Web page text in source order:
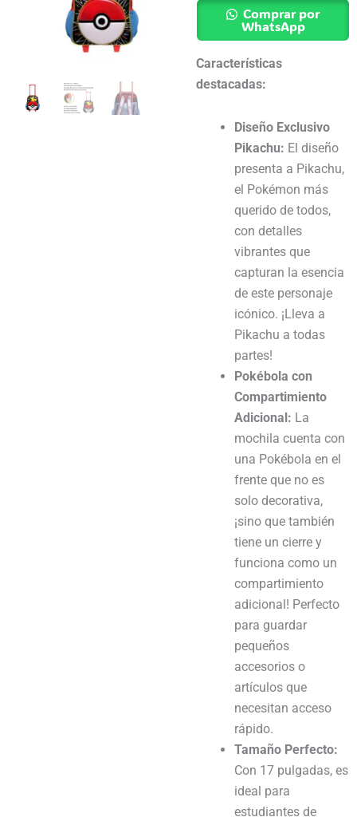
Características
destacadas:
Diseño Exclusivo
Pikachu: El diseño
presenta a Pikachu,
el Pokémon más
querido de todos,
con detalles
vibrantes que
capturan la esencia
de este personaje
icónico. ¡Lleva a
Pikachu a todas
partes!
Pokébola con
Compartimiento
Adicional: La
mochila cuenta con
una Pokébola en el
frente que no es
solo decorativa,
¡sino que también
tiene un cierre y
funciona como un
compartimiento
adicional! Perfecto
para guardar
pequeños
accesorios o
artículos que
necesitan acceso
rápido.
Tamaño Perfecto:
Con 17 pulgadas, es
ideal para
estudiantes de
Pikachu
Pokemon
Comprar por
WhatsApp